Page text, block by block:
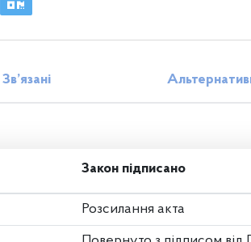
Зв’язані
Закон підписано
Розсилання акта